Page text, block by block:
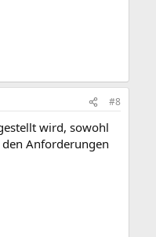
#8
wird, sowohl
Anforderungen